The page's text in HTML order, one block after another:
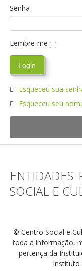
Senha
Lembre-me
Esqueceu sua
Esqueceu seu
ENTIDADES
SOCIAL E
© Centro Social e
toda a informação,
pertença da
Instituto